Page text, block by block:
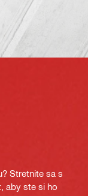
Stretnite sa s
aby ste si ho